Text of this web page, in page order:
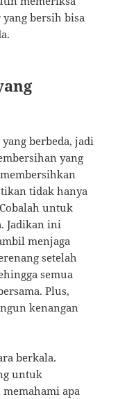
bersih bisa
berbeda, jadi
yang
tidak hanya
untuk
Jadikan ini
menjaga
setelah
semua
Plus,
kenangan
berkala.
untuk
apa